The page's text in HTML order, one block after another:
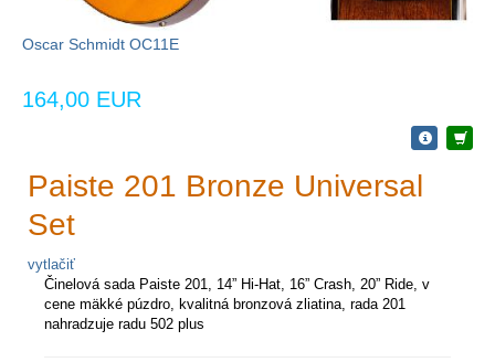
Oscar Schmidt OC11E
164,00 EUR
Paiste 201 Bronze Universal
Set
vytlačiť
Činelová sada Paiste 201, 14” Hi-Hat, 16” Crash, 20” Ride, v
cene mäkké púzdro, kvalitná bronzová zliatina, rada 201
nahradzuje radu 502 plus